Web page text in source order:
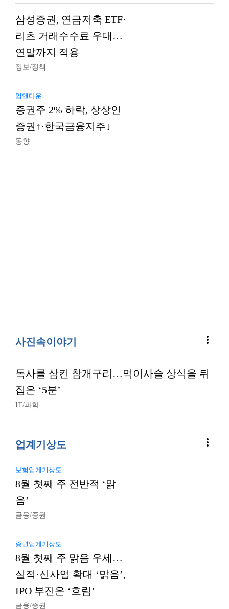
삼성증권, 연금저축 ETF·
리츠 거래수수료 우대…
연말까지 적용
정보/정책
업앤다운
증권주 2% 하락, 상상인
증권↑·한국금융지주↓
동향
사진속이야기 more_vert
독사를 삼킨 참개구리…먹이사슬 상식을 뒤
집은 ‘5분’
IT/과학
업계기상도 more_vert
보험업계기상도
8월 첫째 주 전반적 ‘맑
음’
금융/증권
증권업계기상도
8월 첫째 주 맑음 우세…
실적·신사업 확대 ‘맑음’,
IPO 부진은 ‘흐림’
금융/증권